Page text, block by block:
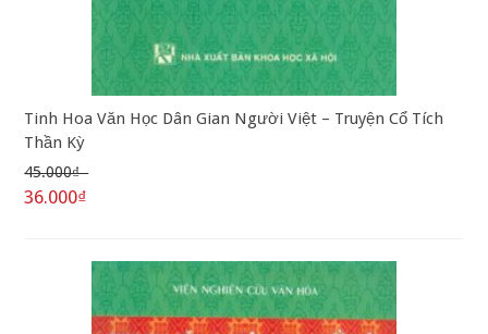
Tinh Hoa Văn Học Dân Gian Người Việt – Truyện Cổ Tích
Thần Kỳ
45.000₫
36.000₫